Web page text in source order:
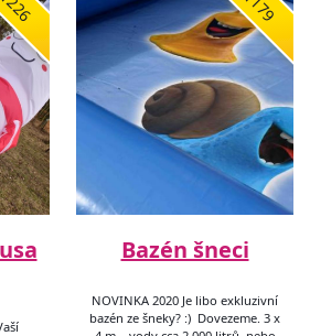
Bazén šneci
NOVINKA 2020 Je libo exkluzivní
bazén ze šneky? :) Dovezeme. 3 x